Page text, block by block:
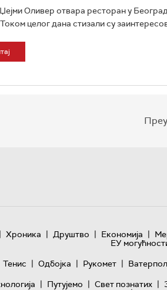
Оливер отвара ресторан у
целог дана стизали су
| Хроника | Друштво | Економија |
ЕУ
Тенис | Одбојка | Рукомет |
| Путујемо | Свет познатих |